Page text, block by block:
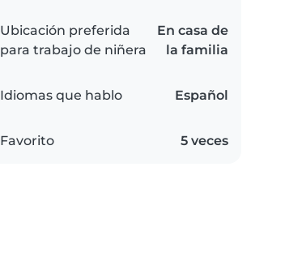
Ubicación preferida
para trabajo de niñera
En casa de
la familia
Idiomas que hablo Español
Favorito 5 veces